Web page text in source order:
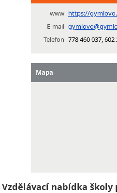
www https://
E-mail
Telefon 778 460 037, 602
Mapa
Vzdělávací nabídka